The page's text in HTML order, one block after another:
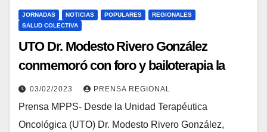
JORNADAS NOTICIAS POPULARES
REGIONALES
SALUD COLECTIVA
UTO Dr. Modesto Rivero González
conmemoró con foro y bailoterapia la
prevención del cáncer
03/02/2023 PRENSA REGIONAL
Prensa MPPS- Desde la Unidad Terapéutica
Oncológica (UTO) Dr. Modesto Rivero González,